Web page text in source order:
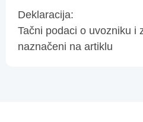
Deklaracija:
Tačni podaci o uvozniku i
naznačeni na artiklu